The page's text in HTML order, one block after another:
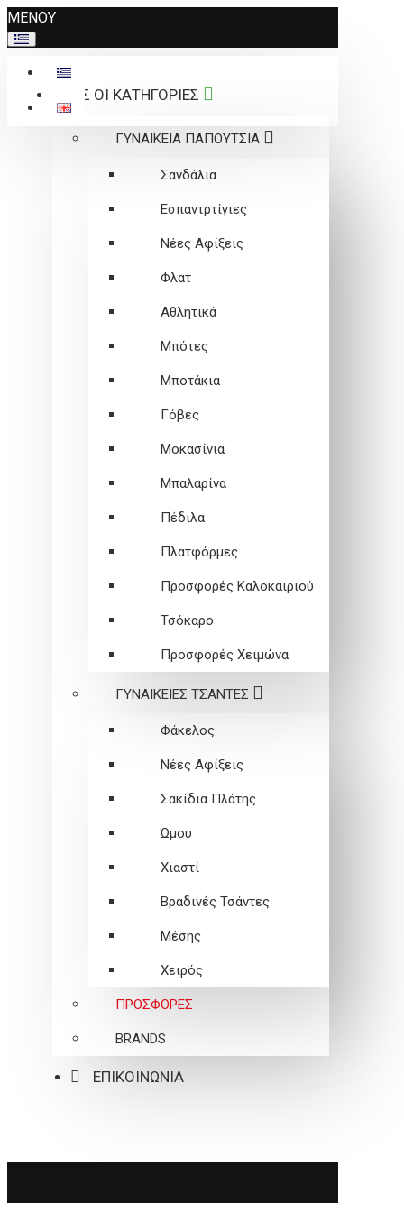
Σημείωση:
Αυτός
ο
ιστότοπος
περιλαμβάνει
ΜΕΝΟΥ
ΟΛΕΣ ΟΙ ΚΑΤΗΓΟΡΙΕΣ
ΓΥΝΑΙΚΕΙΑ ΠΑΠΟΥΤΣΙΑ
Σανδάλια
Εσπαντρτίγιες
Νέες Αφίξεις
Φλατ
Αθλητικά
Μπότες
Μποτάκια
Γόβες
Μοκασίνια
Μπαλαρίνα
Πέδιλα
Πλατφόρμες
Προσφορές Καλοκαιριού
Τσόκαρο
Προσφορές Χειμώνα
ΓΥΝΑΙΚΕΙEΣ ΤΣΑΝΤΕΣ
Φάκελος
Νέες Αφίξεις
Σακίδια Πλάτης
Ώμου
Χιαστί
Βραδινές Τσάντες
Μέσης
Χειρός
ΠΡΟΣΦΟΡΕΣ
BRANDS
ΕΠΙΚΟΙΝΩΝΙΑ